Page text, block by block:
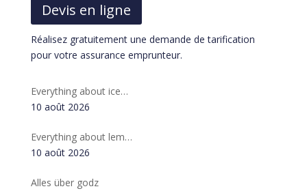
Devis en ligne
Réalisez gratuitement une demande de tarification
pour votre assurance emprunteur.
Everything about ice…
10 août 2026
Everything about lem…
10 août 2026
Alles über godz